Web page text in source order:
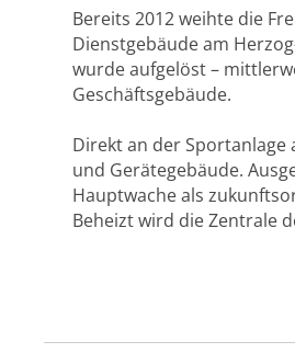
Bereits 2012 weihte die
Dienstgebäude am
wurde aufgelöst –
Geschäftsgebäude.
Direkt an der Sportanlage
und Gerätegebäude.
Hauptwache als
Beheizt wird die Zentrale